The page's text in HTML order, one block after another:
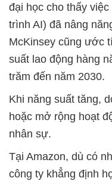
đại học cho thấy
trình AI) đã nâng
McKinsey cũng ước
suất lao động hàng
trăm đến năm 2030.
Khi năng suất tăng,
hoặc mở rộng hoạt
nhân sự.
Tại Amazon, dù có
công ty khẳng định